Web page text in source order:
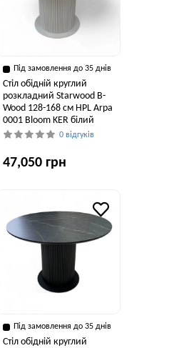
Під замовлення до 35 днів
Стіл обідній круглий
розкладний Starwood B-
Wood 128-168 см HPL Arpa
0001 Bloom KER білий
0 відгуків
47,050 грн
Під замовлення до 35 днів
Стіл обідній круглий